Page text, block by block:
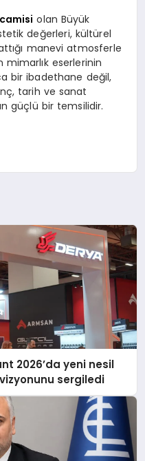
olan Büyük
değerleri, kültürel
manevi atmosferle
mimarlık eserlerinin
bir ibadethane değil,
tarih ve sanat
güçlü bir temsilidir.
2026’da yeni nesil
sergiledi